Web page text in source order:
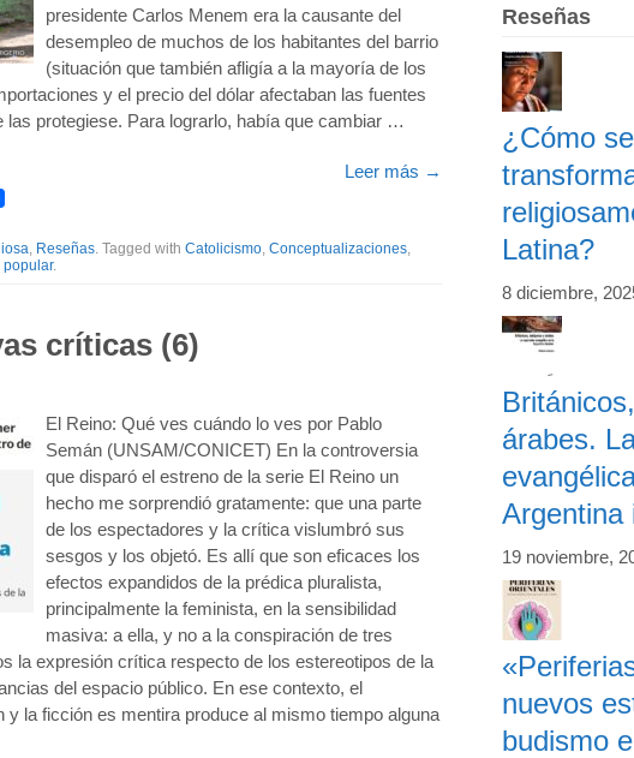
presidente Carlos Menem era la causante del
desempleo de muchos de los habitantes del barrio
(situación que también afligía a la mayoría de los
y el precio del dólar afectaban las fuentes
protegiese. Para lograrlo, había que cambiar …
Leer más →
, Reseñas. Tagged with Catolicismo, Conceptualizaciones,
popular.
críticas (6)
El Reino: Qué ves cuándo lo ves por Pablo
Semán (UNSAM/CONICET) En la controversia
que disparó el estreno de la serie El Reino un
hecho me sorprendió gratamente: que una parte
de los espectadores y la crítica vislumbró sus
sesgos y los objetó. Es allí que son eficaces los
efectos expandidos de la prédica pluralista,
principalmente la feminista, en la sensibilidad
masiva: a ella, y no a la conspiración de tres
la expresión crítica respecto de los estereotipos de la
del espacio público. En ese contexto, el
la ficción es mentira produce al mismo tiempo alguna
Reseñas
¿Cómo
Latina?
8 diciembre,
árabes.
Argentina
19 noviembre,
nuevos
budismo